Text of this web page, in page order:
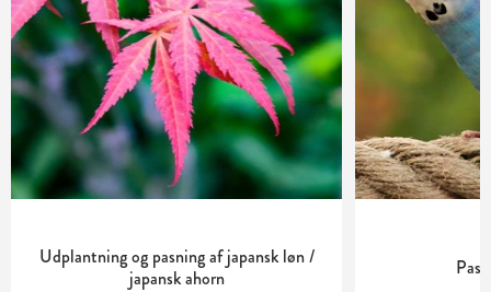
Udplantning og pasning af japansk løn /
japansk ahorn